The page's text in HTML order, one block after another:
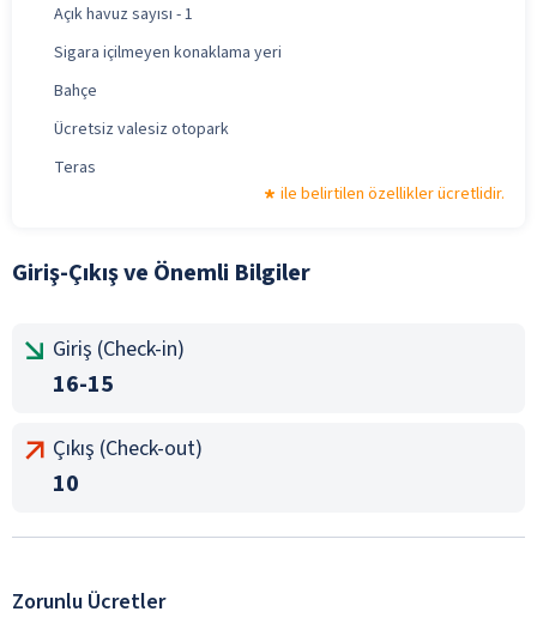
Açık havuz sayısı - 1
Sigara içilmeyen konaklama yeri
Bahçe
Ücretsiz valesiz otopark
Teras
ile belirtilen özellikler ücretlidir.
Giriş-Çıkış ve Önemli Bilgiler
Giriş (Check-in)
16-15
Çıkış (Check-out)
10
Zorunlu Ücretler